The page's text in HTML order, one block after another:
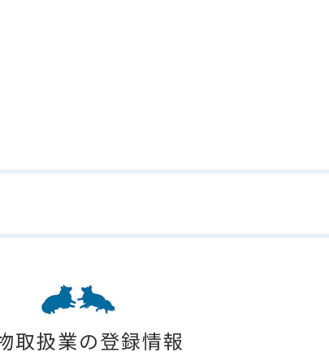
取扱業の登録情報